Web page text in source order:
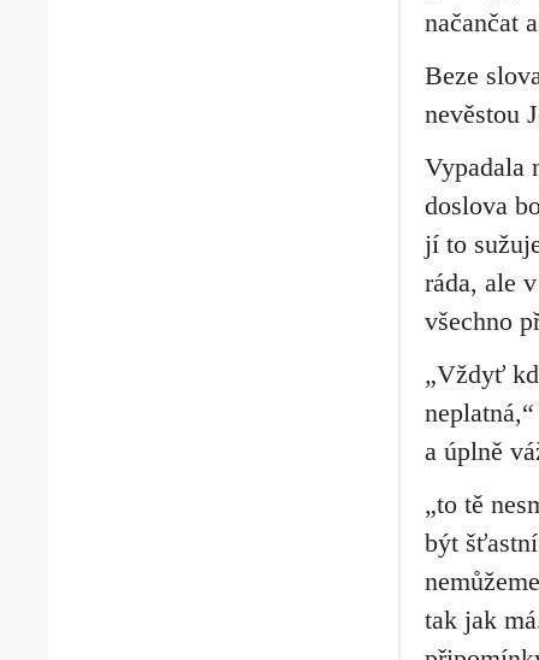
načančat
Beze
nevěstou
Vypadala
doslova
jí to
ráda, ale
všechno
„Vždyť
a úplně
„to tě
být
tak jak